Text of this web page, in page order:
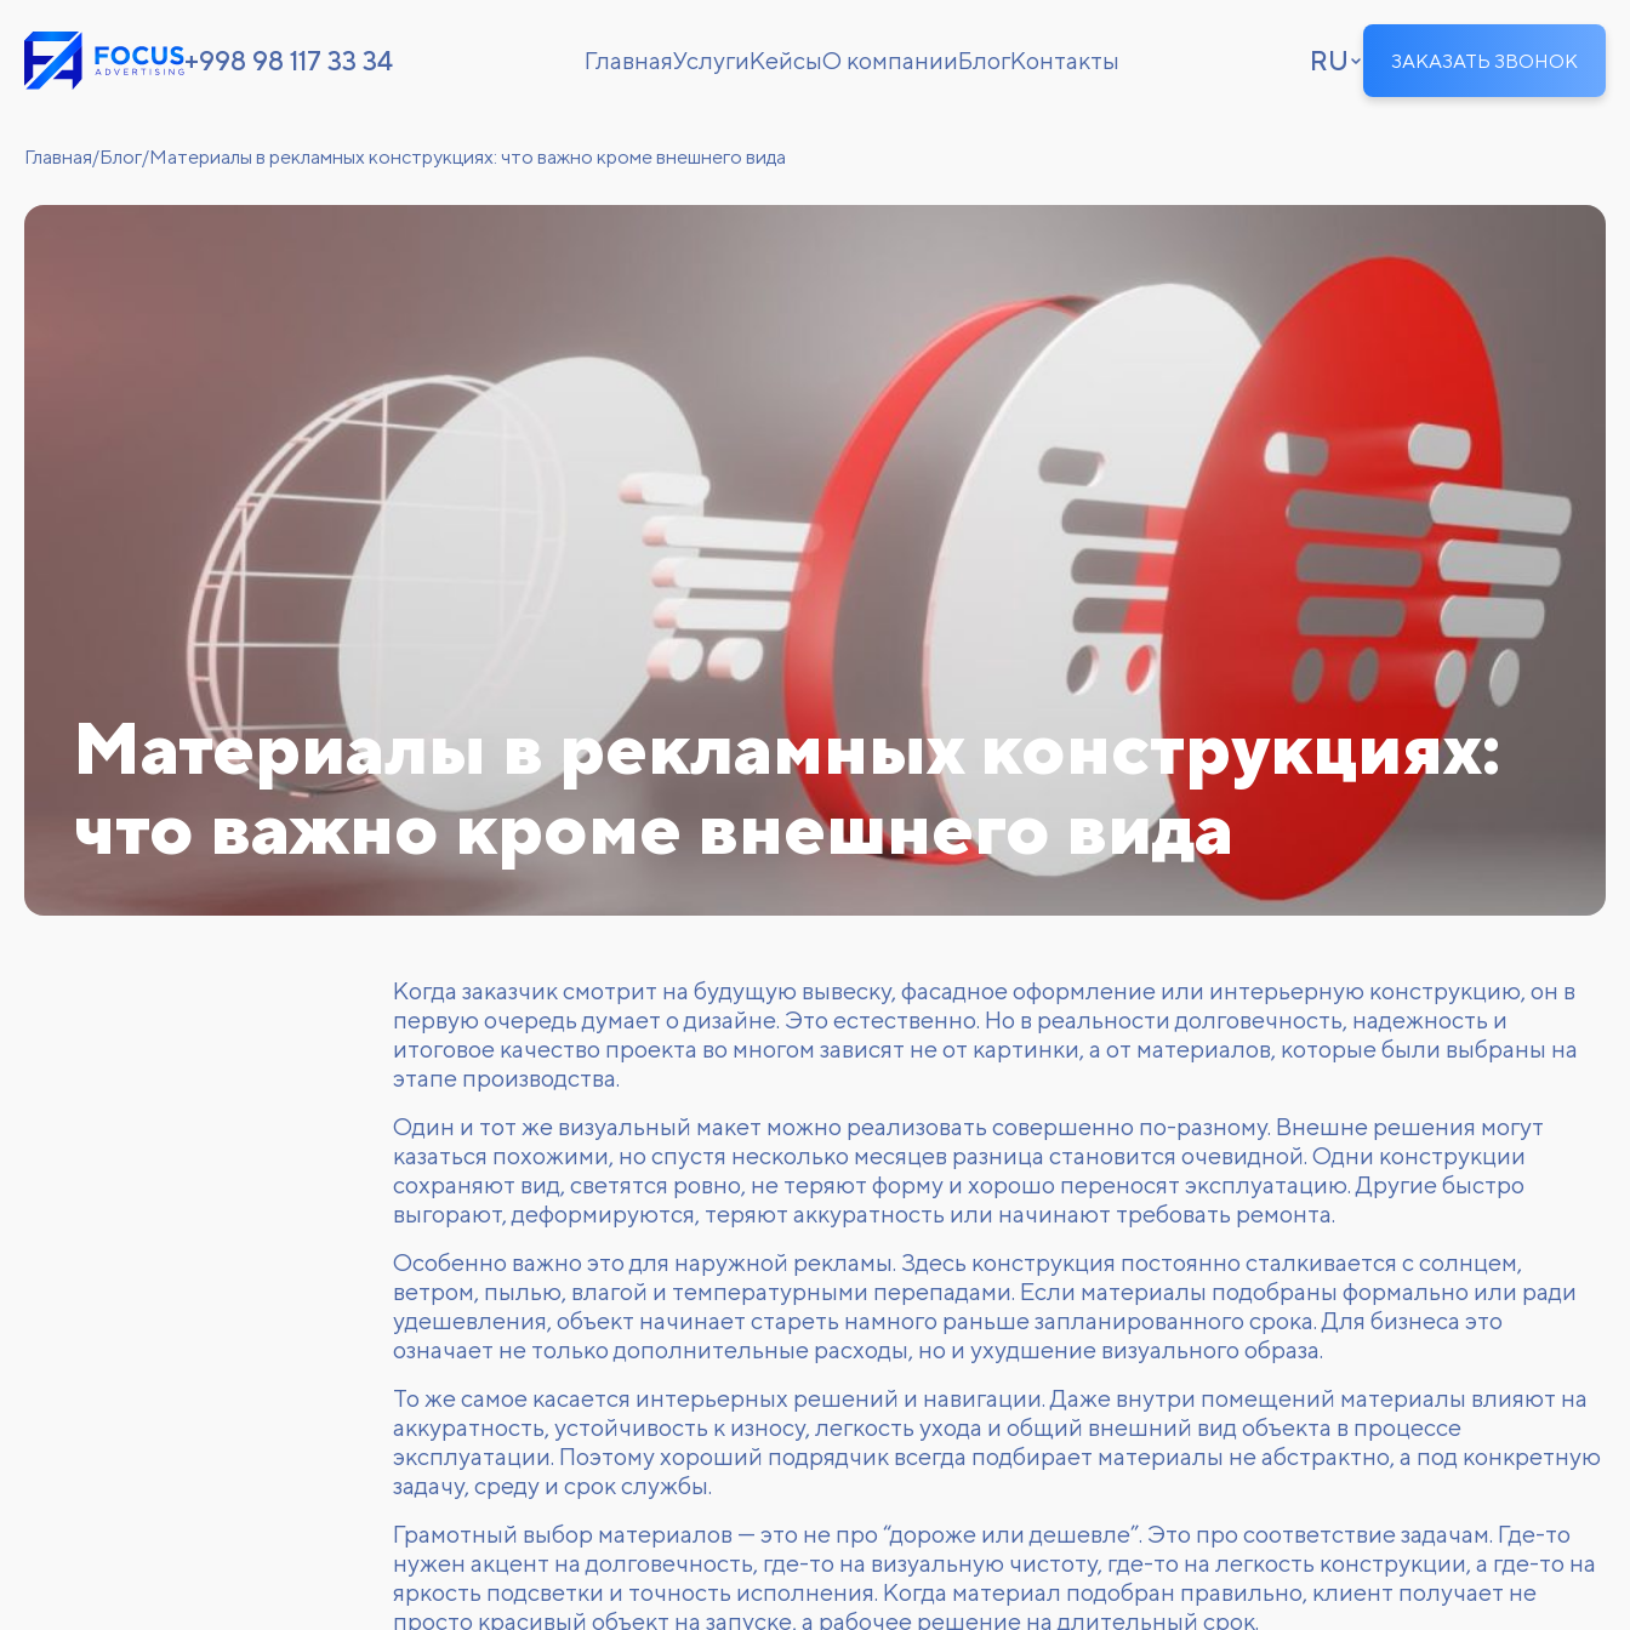
+998 98 117 33 34 ГлавнаяУслугиКейсыО компанииБлогКонтакты RU ЗАКАЗАТЬ ЗВОНОК
Главная/Блог/Материалы в рекламных конструкциях: что важно кроме внешнего вида
Материалы в рекламных конструкциях:
что важно кроме внешнего вида
Когда заказчик смотрит на будущую вывеску, фасадное оформление или интерьерную конструкцию, он в
первую очередь думает о дизайне. Это естественно. Но в реальности долговечность, надежность и
итоговое качество проекта во многом зависят не от картинки, а от материалов, которые были выбраны на
этапе производства.
Один и тот же визуальный макет можно реализовать совершенно по-разному. Внешне решения могут
казаться похожими, но спустя несколько месяцев разница становится очевидной. Одни конструкции
сохраняют вид, светятся ровно, не теряют форму и хорошо переносят эксплуатацию. Другие быстро
выгорают, деформируются, теряют аккуратность или начинают требовать ремонта.
Особенно важно это для наружной рекламы. Здесь конструкция постоянно сталкивается с солнцем,
ветром, пылью, влагой и температурными перепадами. Если материалы подобраны формально или ради
удешевления, объект начинает стареть намного раньше запланированного срока. Для бизнеса это
означает не только дополнительные расходы, но и ухудшение визуального образа.
То же самое касается интерьерных решений и навигации. Даже внутри помещений материалы влияют на
аккуратность, устойчивость к износу, легкость ухода и общий внешний вид объекта в процессе
эксплуатации. Поэтому хороший подрядчик всегда подбирает материалы не абстрактно, а под конкретную
задачу, среду и срок службы.
Грамотный выбор материалов — это не про “дороже или дешевле”. Это про соответствие задачам. Где-то
нужен акцент на долговечность, где-то на визуальную чистоту, где-то на легкость конструкции, а где-то на
яркость подсветки и точность исполнения. Когда материал подобран правильно, клиент получает не
просто красивый объект на запуске, а рабочее решение на длительный срок.